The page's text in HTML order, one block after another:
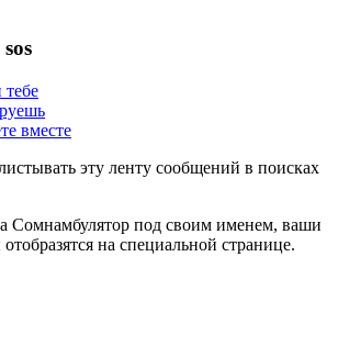
sos
тебе
вместе
эту ленту сообщений в поисках
Сомнамбулятор под своим именем, ваши
на специальной странице.